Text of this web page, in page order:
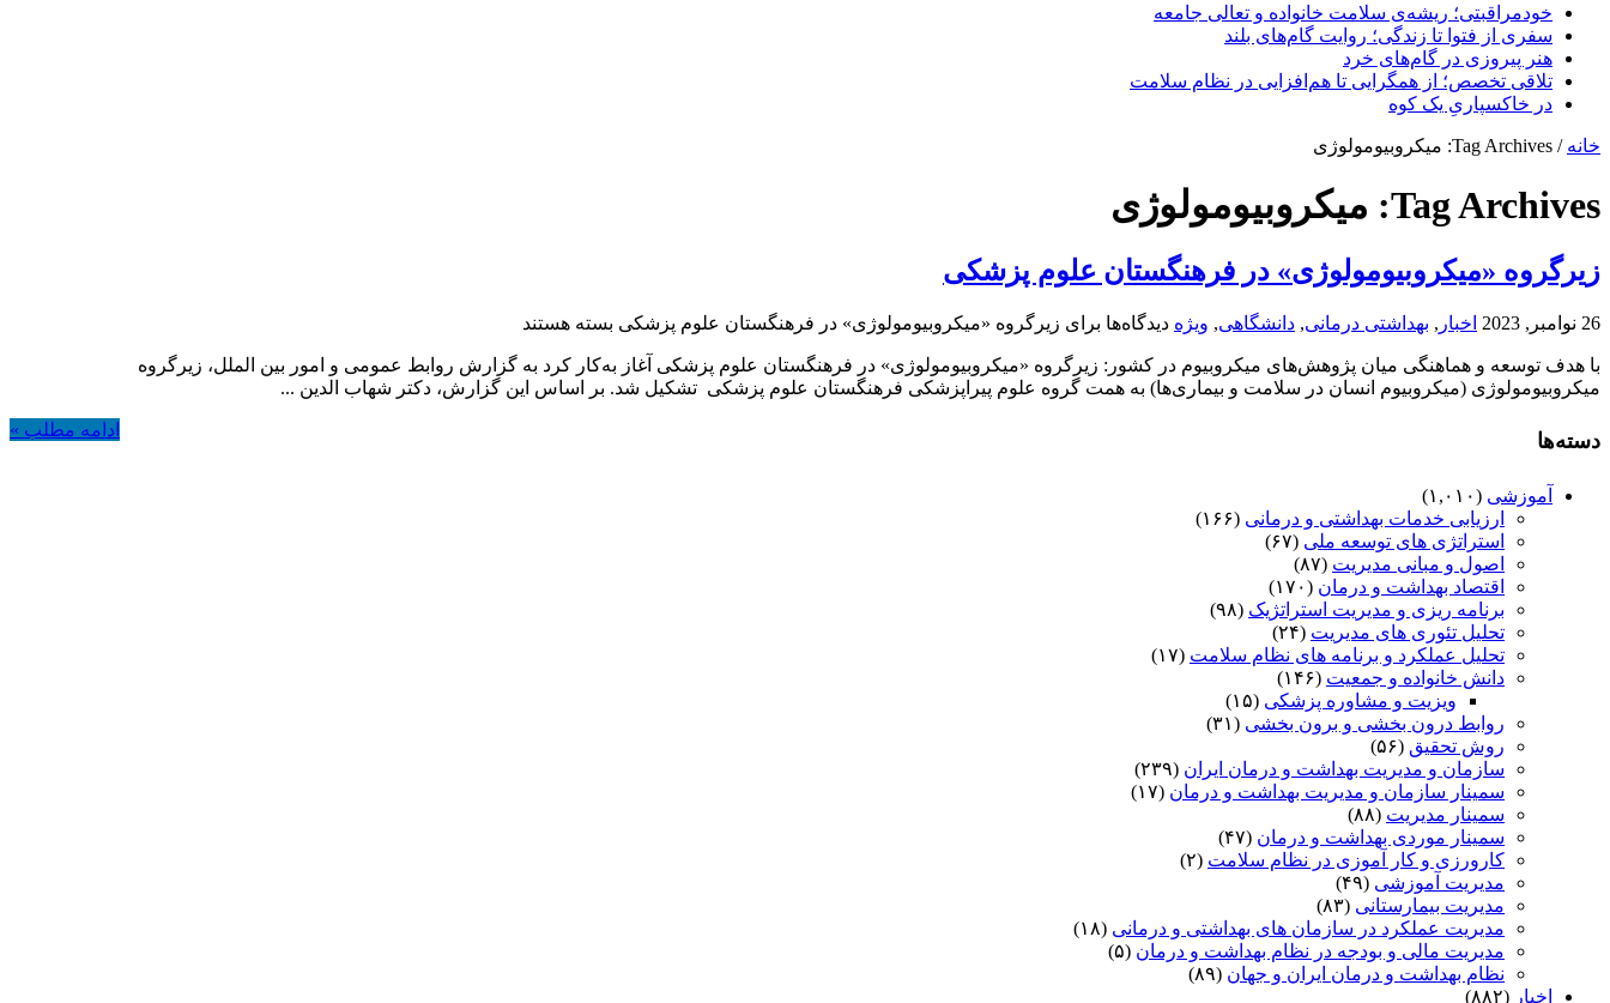
خودمراقبتی؛ ریشه‌ی سلامت خانواده و تعالی جامعه
سفری از فتوا تا زندگی؛ روایت گام‌های بلند
هنر پیروزی در گام‌های خرد
تلاقی تخصص؛ از همگرایی تا هم‌افزایی در نظام سلامت
در خاکسپاریِ یک کوه
خانه / Tag Archives: میکروبیومولوژی
Tag Archives: میکروبیومولوژی
زیرگروه «میکروبیومولوژی» در فرهنگستان علوم پزشکی
26 نوامبر, 2023 اخبار , بهداشتی درمانی, دانشگاهی, ویژه دیدگاه‌ها برای زیرگروه «میکروبیومولوژی» در فرهنگستان علوم پزشکی بسته هستند
با هدف توسعه و هماهنگی میان پژوهش‌های میکروبیوم در کشور: زیرگروه «میکروبیومولوژی» در فرهنگستان علوم پزشکی آغاز به‌کار کرد به گزارش روابط عمومی و امور بین الملل، زیرگروه
میکروبیومولوژی (میکروبیوم انسان در سلامت و بیماری‌ها) به همت گروه علوم پیراپزشکی فرهنگستان علوم پزشکی تشکیل شد. بر اساس این گزارش، دکتر شهاب الدین ...
ادامه مطلب » دسته‌ها
آموزشی (۱,۰۱۰)
ارزیابی خدمات بهداشتی و درمانی (۱۶۶)
استراتژی های توسعه ملی (۶۷)
اصول و مبانی مدیریت (۸۷)
اقتصاد بهداشت و درمان (۱۷۰)
برنامه ریزی و مدیریت استراتژیک (۹۸)
تحلیل تئوری های مدیریت (۲۴)
تحلیل عملکرد و برنامه های نظام سلامت (۱۷)
دانش خانواده و جمعیت (۱۴۶)
ویزیت و مشاوره پزشکی (۱۵)
روابط درون بخشی و برون بخشی (۳۱)
روش تحقیق (۵۶)
سازمان و مدیریت بهداشت و درمان ایران (۲۳۹)
سمینار سازمان و مدیریت بهداشت و درمان (۱۷)
سمینار مدیریت (۸۸)
سمینار موردی بهداشت و درمان (۴۷)
کارورزی و کار آموزی در نظام سلامت (۲)
مدیریت آموزشی (۴۹)
مدیریت بیمارستانی (۸۳)
مدیریت عملکرد در سازمان های بهداشتی و درمانی (۱۸)
مدیریت مالی و بودجه در نظام بهداشت و درمان (۵)
نظام بهداشت و درمان ایران و جهان (۸۹)
اخبار (۸۸۲)